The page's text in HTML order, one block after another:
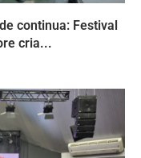
continua: Festival
cria...